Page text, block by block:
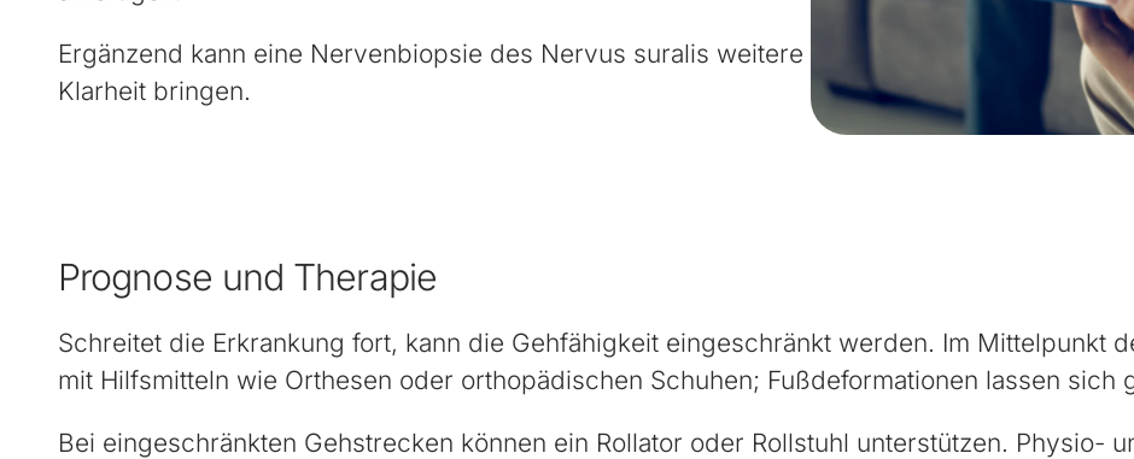
Ergänzend kann eine Nervenbiopsie des Nervus suralis weitere
Klarheit bringen.
Prognose und Therapie
Schreitet die Erkrankung fort, kann die Gehfähigkeit eingeschränkt werden. Im Mittelpunkt
mit Hilfsmitteln wie Orthesen oder orthopädischen Schuhen; Fußdeformationen lassen
Bei eingeschränkten Gehstrecken können ein Rollator oder Rollstuhl unterstützen. Physio-